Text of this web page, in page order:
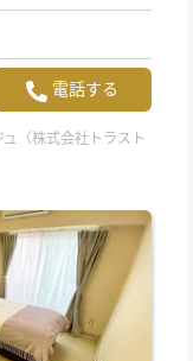
電話する
（株式会社トラスト